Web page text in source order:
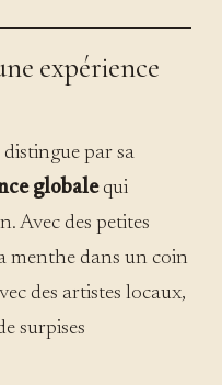
expérience
par sa
globalequi
Avec des petites
menthe dans un coin
des artistes locaux,
surpises